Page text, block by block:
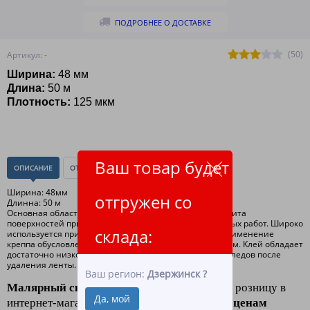
Ваш товар будет
отгружен со
склада:
Ваш регион:Дзержинск ?
Да, мой
Артикул: -
(50)
Ширина: 48 мм
Длина: 50 м
Плотность: 125 мкм
ПОДРОБНЕЕ О ДОСТАВКЕ
ОПИСАНИЕ ОТЗЫВЫ(0)
Ширина: 48мм
Длинна: 50 м
Основная область применение малярной ленты - защита
поверхностей при проведении штукатурных и малярных работ. Широко
используется при покраске автомобилей. Активное применение
креппа обусловлено его специфическим клеевым слоем. Клей обладает
достаточно низкой прилипаемостью, и не оставляет следов после
удаления ленты.
Малярный скотч(клейкая лента) оптом и в розницу в
интернет-магазине "ЛидерТекс"
по низким ценам